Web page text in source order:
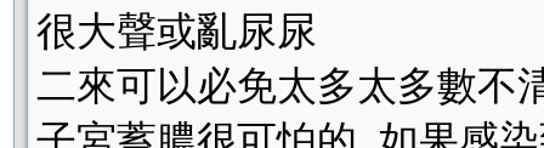
很大聲或亂尿尿
二來可以必免太多太多數不